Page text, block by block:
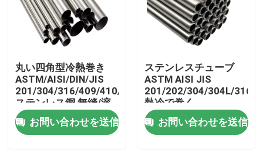
企業情報
会社案内
品質管理
お問い合わせ
丸い四角型冷熱巻き
ASTM/AISI/DIN/JIS
201/304/316/409/410/430/316L/304L
ステンレス鋼 無縫/溶
接管
お問い合わせを送信
ステンレスチューブ
ASTM AISI JIS
201/202/304/304L/316/
熱冷で巻く
お問い合わせを送信